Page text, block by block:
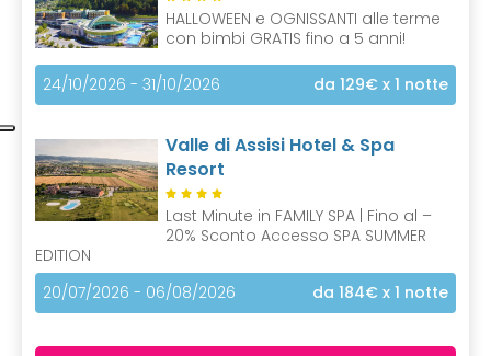
HALLOWEEN e OGNISSANTI alle terme
con bimbi GRATIS fino a 5 anni!
24/10/2026 - 31/10/2026 da 129€ x 1 notte
Valle di Assisi Hotel & Spa
Resort
Last Minute in FAMILY SPA | Fino al –
20% Sconto Accesso SPA SUMMER
EDITION
20/07/2026 - 06/08/2026
da 184€ x 1 notte